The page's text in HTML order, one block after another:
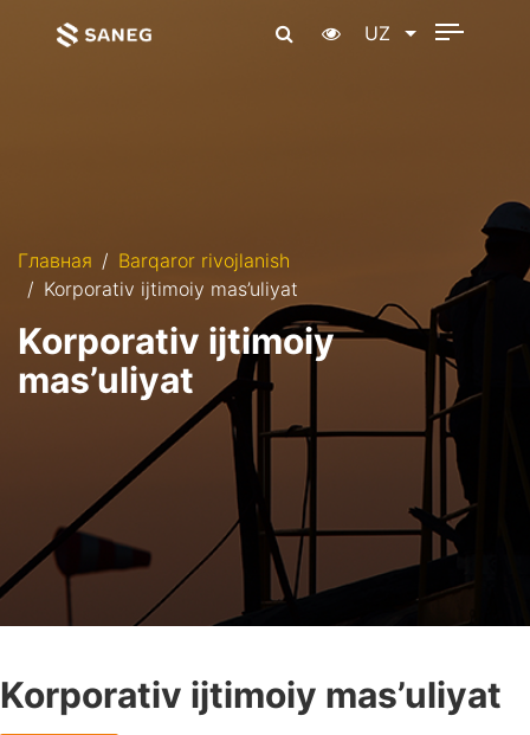
UZ
Главная
Barqaror rivojlanish
Korporativ ijtimoiy mas’uliyat
Korporativ ijtimoiy
mas’uliyat
Korporativ ijtimoiy mas’uliyat